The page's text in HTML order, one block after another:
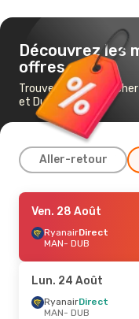
Découvrez les
offres
Trouvez un vol pas
et Dublin
Aller-retour
Lun. 7 Sept.- Lun.
RyanairDirect
MAN- DUB
DUB- MAN
Mer. 21 Oct.- Jeu.
Ven. 28 Août
RyanairDirect
MAN- DUB
Lun. 24 Août
RyanairDirect
MAN- DUB